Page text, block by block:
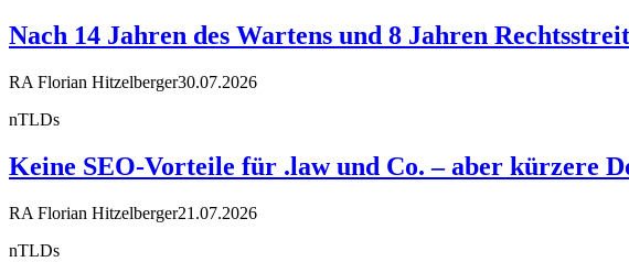
Nach 14 Jahren des Wartens und 8 Jahren
RA Florian Hitzelberger30.07.2026
nTLDs
Keine SEO-Vorteile für .law und Co. – aber kürzere
RA Florian Hitzelberger21.07.2026
nTLDs